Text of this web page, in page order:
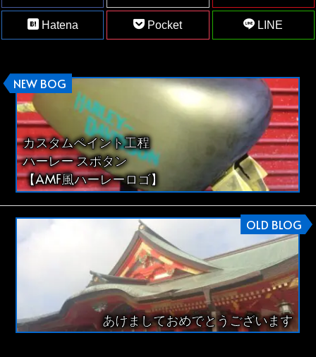
Hatena Pocket LINE
NEW BOG
カスタムペイント工程
ハーレー スポタン
【AMF風ハーレーロゴ】
OLD BLOG
あけましておめでとうございます